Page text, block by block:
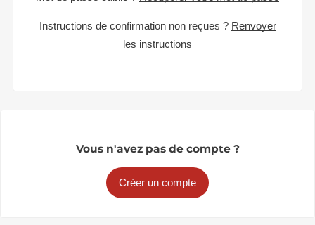
Instructions de confirmation non reçues ? Renvoyer
les instructions
Vous n'avez pas de compte ?
Créer un compte